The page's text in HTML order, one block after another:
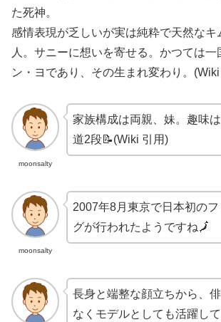
た死神。
感情表現が乏しいが実は純粋で天然なキ
人。サニーに想いを寄せる。かつては一
ン・ヨであり、その生まれ変わり。
moonsalty
家族構成は両親、妹。趣味
道2段📝(Wiki 引用)
moonsalty
2007年8月東京で日本初の
グが行われたようですね🗾
長身と端整な顔立ちから、
なくモデルとしても活躍し